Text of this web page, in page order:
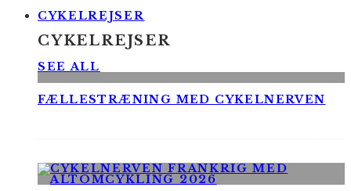
CYKELREJSER
CYKELREJSER
SEE ALL
FÆLLESTRÆNING MED CYKELNERVEN